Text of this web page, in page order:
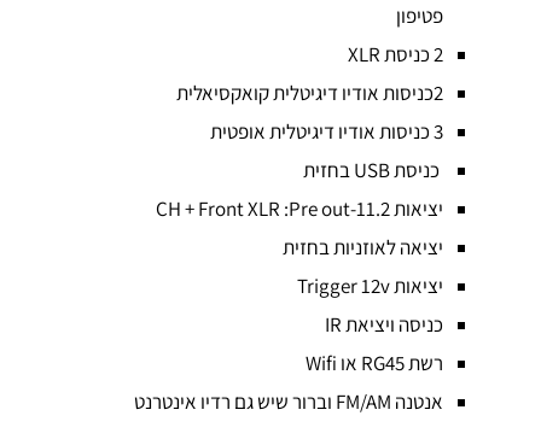
פטיפון
2 כניסת XLR
2כניסות אודיו דיגיטלית קואקסיאלית
3 כניסות אודיו דיגיטלית אופטית
כניסת USB בחזית
יציאות 11.2-CH + Front XLR :Pre out
יציאה לאוזניות בחזית
יציאות Trigger 12v
כניסה ויציאת IR
רשת RG45 או Wifi
אנטנה FM/AM וברור שיש גם רדיו אינטרנט